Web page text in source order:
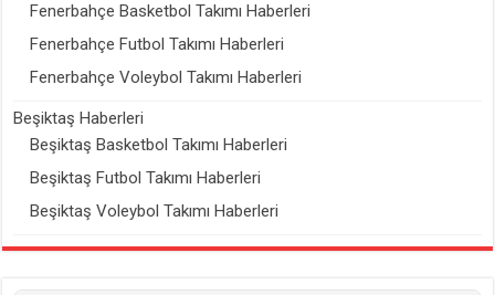
Fenerbahçe Basketbol Takımı Haberleri
Fenerbahçe Futbol Takımı Haberleri
Fenerbahçe Voleybol Takımı Haberleri
Beşiktaş Haberleri
Beşiktaş Basketbol Takımı Haberleri
Beşiktaş Futbol Takımı Haberleri
Beşiktaş Voleybol Takımı Haberleri